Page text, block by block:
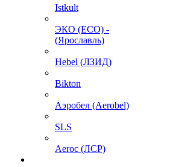
Istkult
ЭКО (ECO) -
(Ярославль)
Hebel (ЛЗИД)
Bikton
Аэробел (Aerobel)
SLS
Aeroc (ЛСР)